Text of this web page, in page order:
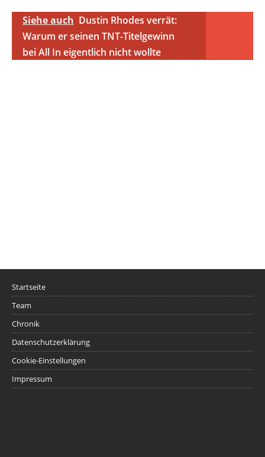
Siehe auch Dustin Rhodes verrät:
Warum er seinen TNT-Titelgewinn
bei All In eigentlich nicht wollte
Startseite
Team
Chronik
Datenschutzerklärung
Cookie-Einstellungen
Impressum